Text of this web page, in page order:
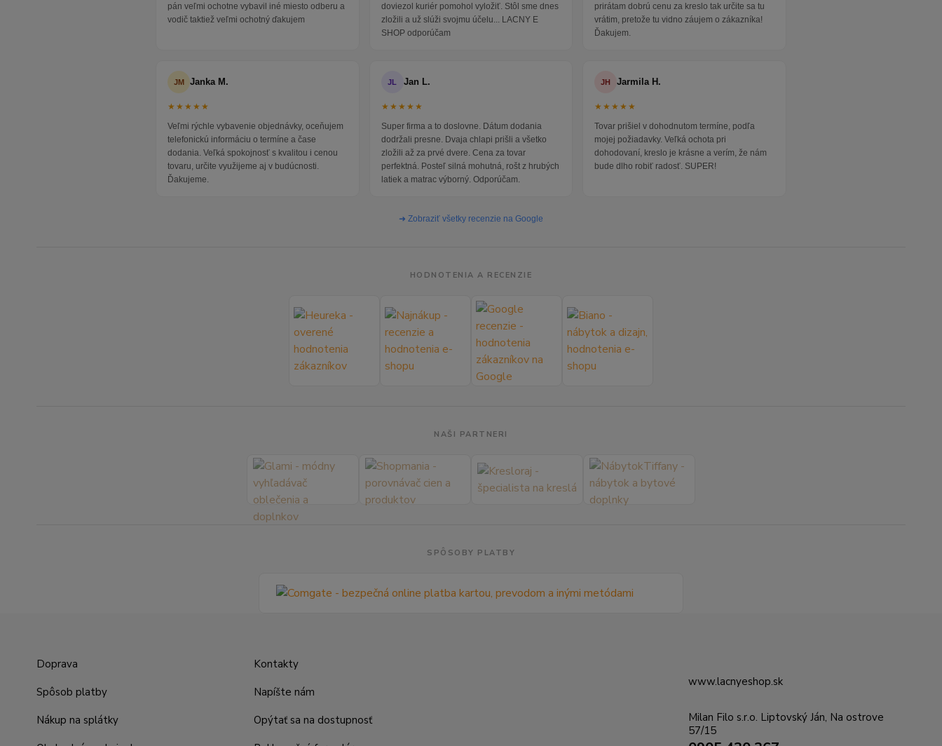
pán veľmi ochotne vybavil iné miesto odberu a
vodič taktiež veľmi ochotný ďakujem
doviezol kuriér pomohol vyložiť. Stôl sme dnes
zložili a už slúži svojmu účelu... LACNY E
SHOP odporúčam
prirátam dobrú cenu za kreslo tak určite sa tu
vrátim, pretože tu vidno záujem o zákazníka!
Ďakujem.
JM Janka M.
★★★★★
Veľmi rýchle vybavenie objednávky, oceňujem
telefonickú informáciu o termíne a čase
dodania. Veľká spokojnosť s kvalitou i cenou
tovaru, určite využijeme aj v budúcnosti.
Ďakujeme.
JL Jan L.
★★★★★
Super firma a to doslovne. Dátum dodania
dodržali presne. Dvaja chlapi prišli a všetko
zložili až za prvé dvere. Cena za tovar
perfektná. Posteľ silná mohutná, rošt z hrubých
latiek a matrac výborný. Odporúčam.
JH Jarmila H.
★★★★★
Tovar prišiel v dohodnutom termíne, podľa
mojej požiadavky. Veľká ochota pri
dohodovaní, kreslo je krásne a verím, že nám
bude dlho robiť radosť. SUPER!
➜ Zobraziť všetky recenzie na Google
HODNOTENIA A RECENZIE
NAŠI PARTNERI
SPÔSOBY PLATBY
Doprava
Spôsob platby
Nákup na splátky
Kontakty
Napíšte nám
Opýtať sa na dostupnosť
www.lacnyeshop.sk
Milan Filo s.r.o. Liptovský Ján, Na ostrove
57/15